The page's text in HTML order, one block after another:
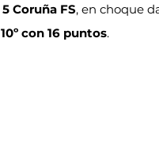
5 Coruña FS, en choque
10º con 16 puntos.